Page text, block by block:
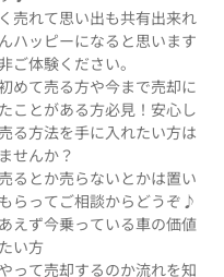
売れて思い出も共有出来れ
ハッピーになると思います
ご体験ください。
めて売る方や今まで売却に
ことがある方必見！安心し
る方法を手に入れたい方は
せんか？
るとか売らないとかは置い
らってご相談からどうぞ♪
えず今乗っている車の価値
い方
って売却するのか流れを知